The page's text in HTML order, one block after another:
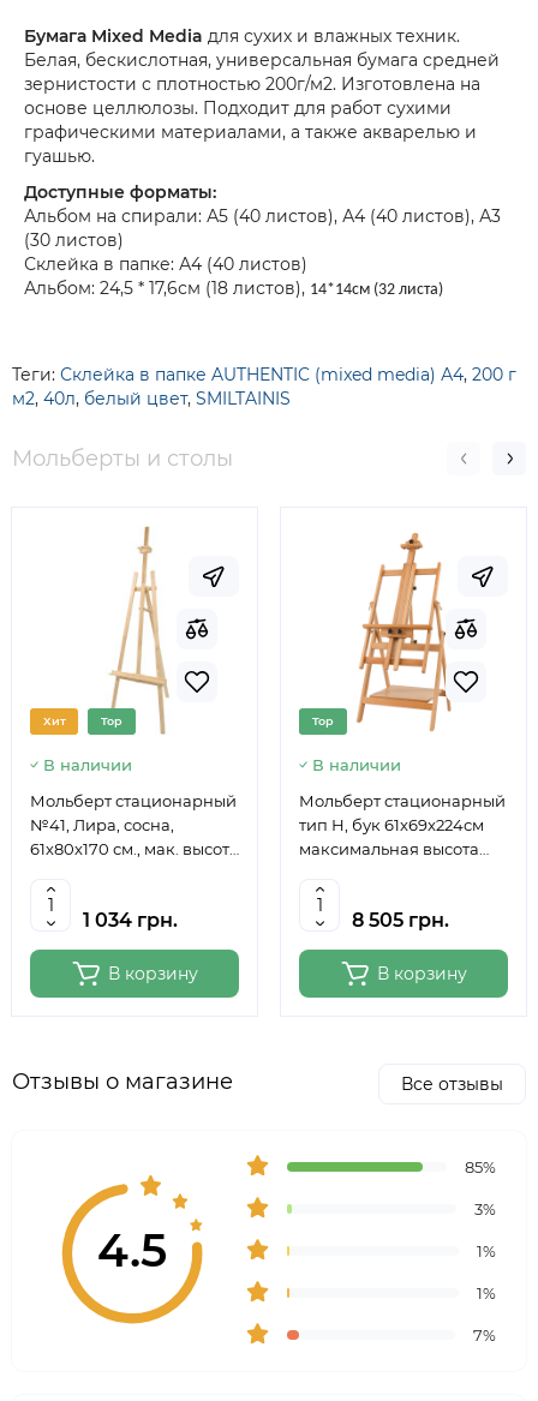
Бумага Mixed Media для сухих и влажных техник.
Белая, бескислотная, универсальная бумага средней
зернистости с плотностью 200г/м2. Изготовлена на
основе целлюлозы. Подходит для работ сухими
графическими материалами, а также акварелью и
гуашью.
Доступные форматы:
Альбом на спирали: А5 (40 листов), А4 (40 листов), А3
(30 листов)
Склейка в папке: А4 (40 листов)
Альбом: 24,5 * 17,6см (18 листов), 14*14см (32 листа)
Теги: Склейка в папке AUTHENTIC (mixed media) А4, 200 г
м2, 40л, белый цвет, SMILTAINIS
Мольберты и столы
Хит Top
В наличии
Мольберт стационарный
№41, Лира, сосна,
61х80х170 см., мак. высота
Studio
1 034 грн.
В корзину
Top
В наличии
Мольберт стационарный
тип Н, бук 61x69x224см
максимальная высота
6059
8 505 грн.
В корзину
Отзывы о магазине Все отзывы
4.5
85%
3%
1%
1%
7%